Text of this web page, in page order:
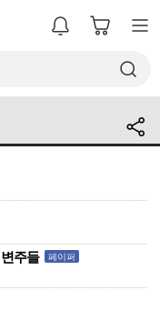
주들 페이퍼